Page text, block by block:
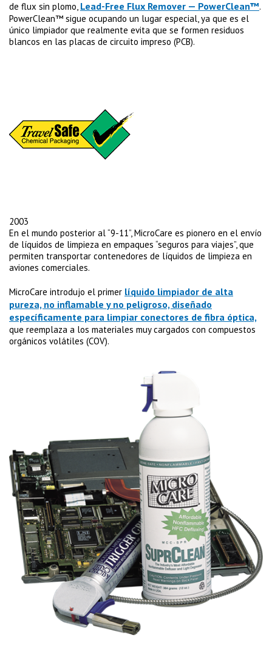
de flux sin plomo, Lead-Free Flux Remover — PowerClean™.
PowerClean™ sigue ocupando un lugar especial, ya que es el
único limpiador que realmente evita que se formen residuos
blancos en las placas de circuito impreso (PCB).
2003
En el mundo posterior al “9-11”, MicroCare es pionero en el envío
de líquidos de limpieza en empaques “seguros para viajes”, que
permiten transportar contenedores de líquidos de limpieza en
aviones comerciales.
MicroCare introdujo el primer líquido limpiador de alta
pureza, no inflamable y no peligroso, diseñado
específicamente para limpiar conectores de fibra óptica,
que reemplaza a los materiales muy cargados con compuestos
orgánicos volátiles (COV).